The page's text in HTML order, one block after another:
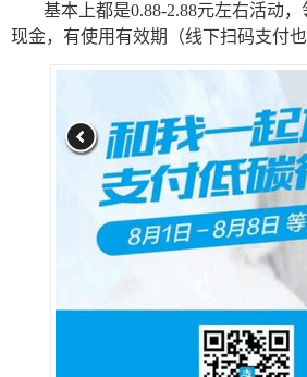
基本上都是0.88-2.88元左右活动
现金，有使用有效期（线下扫码支付也